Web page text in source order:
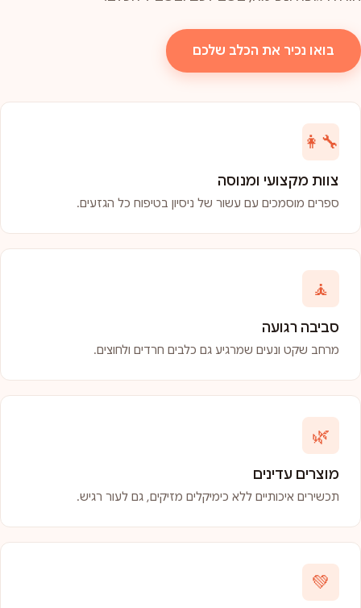
בואו נכיר את הכלב שלכם
👩‍🔧
צוות מקצועי ומנוסה
ספרים מוסמכים עם עשור של ניסיון בטיפוח כל הגזעים.
🧘
סביבה רגועה
מרחב שקט ונעים שמרגיע גם כלבים חרדים ולחוצים.
🌿
מוצרים עדינים
תכשירים איכותיים ללא כימיקלים מזיקים, גם לעור רגיש.
💚